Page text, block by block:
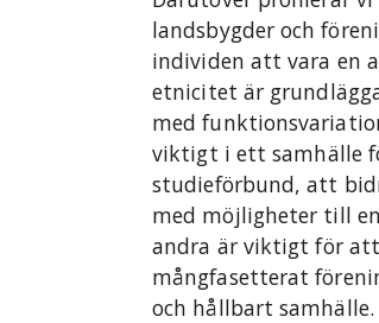
landsbygder och
individen att vara en
etnicitet är
med
viktigt i ett samhälle
studieförbund, att
med möjligheter till
andra är viktigt för
mångfasetterat
och hållbart samhälle.